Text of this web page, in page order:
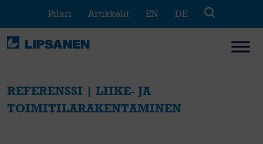
content
Pilari Artikkelit EN DE
REFERENSSI | LIIKE- JA
TOIMITILARAKENTAMINEN